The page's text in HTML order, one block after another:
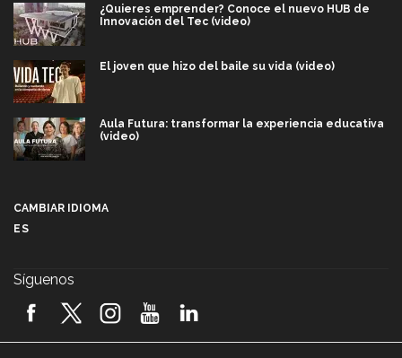
¿Quieres emprender? Conoce el nuevo HUB de
Innovación del Tec (video)
El joven que hizo del baile su vida (video)
Aula Futura: transformar la experiencia educativa
(video)
2026! (video)
CAMBIAR IDIOMA
ES
Síguenos